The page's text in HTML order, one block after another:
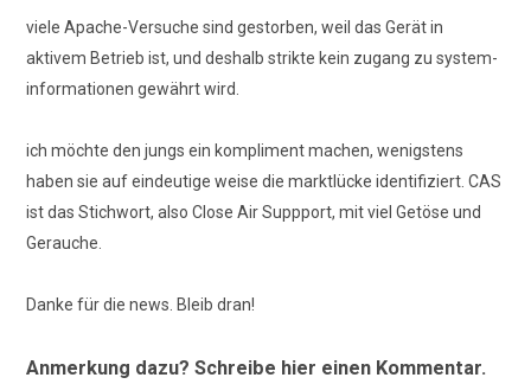
viele Apache-Versuche sind gestorben, weil das Gerät in
aktivem Betrieb ist, und deshalb strikte kein zugang zu system-
informationen gewährt wird.
ich möchte den jungs ein kompliment machen, wenigstens
haben sie auf eindeutige weise die marktlücke identifiziert. CAS
ist das Stichwort, also Close Air Suppport, mit viel Getöse und
Gerauche.
Danke für die news. Bleib dran!
Anmerkung dazu? Schreibe hier einen Kommentar.